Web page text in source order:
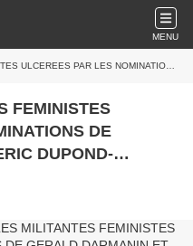
MENU
DARMANIN ET ERIC DUPOND-MORETTI- (LE MONDE) (SUR CE BLOG EN 2020)
FEMINISTES
DE
DUPOND-
CE BLOG EN 2020)